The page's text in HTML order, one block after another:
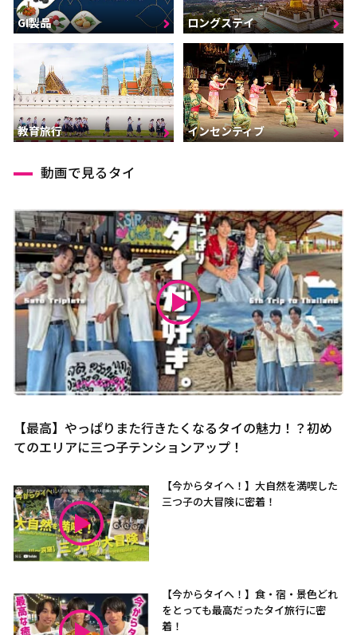
GI製品 ロングステイ
教育旅行 インセンティブ
動画で見るタイ
【最高】やっぱりまた行きたくなるタイの魅力！？初め
てのエリアに三つ子テンションアップ！
【今からタイへ！】大自然を満喫した
三つ子の大冒険に密着！
【今からタイへ！】食・宿・景色どれ
をとっても最高だったタイ旅行に密
着！